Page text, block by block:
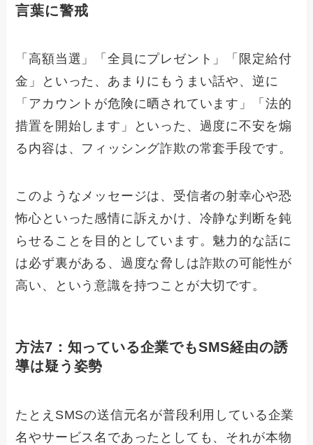
言葉に警戒
「高額当選」「全員にプレゼント」「限定給付
金」といった、あまりにもうまい話や、逆に
「アカウントが危険に晒されています」「法的
措置を開始します」といった、過度に不安を煽
る内容は、フィッシング詐欺の常套手段です。
このようなメッセージは、受信者の射幸心や恐
怖心といった感情に訴えかけ、冷静な判断を鈍
らせることを目的としています。魅力的な話に
は必ず裏がある、過度な脅しは詐欺の可能性が
高い、という意識を持つことが大切です。
方法7：知っている企業でもSMS経由の誘
導は疑う姿勢
たとえSMSの送信元名が普段利用している企業
名やサービス名であったとしても、それが本物